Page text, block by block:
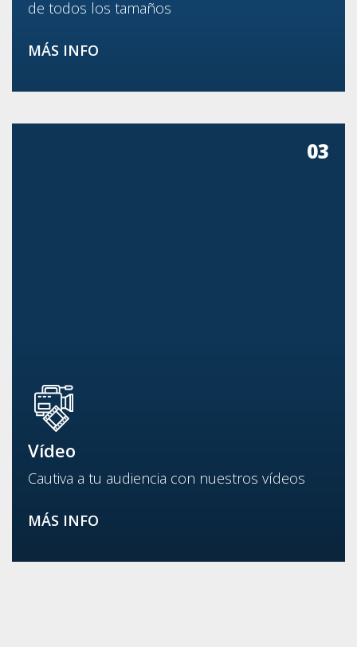
de todos los tamaños
MÁS INFO
03
Vídeo
Cautiva a tu audiencia con nuestros vídeos
MÁS INFO